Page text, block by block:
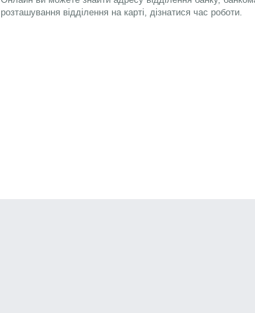
розташування відділення на карті, дізнатися час роботи.